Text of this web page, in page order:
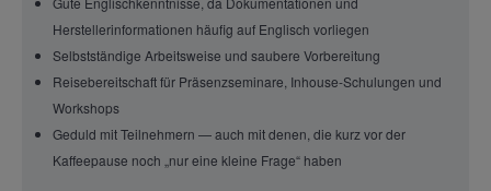
Herstellerinformationen häufig auf Englisch vorliegen
Selbstständige Arbeitsweise und saubere Vorbereitung
Reisebereitschaft für Präsenzseminare, Inhouse-Schulungen und
Workshops
Geduld mit Teilnehmern — auch mit denen, die kurz vor der
Kaffeepause noch „nur eine kleine Frage“ haben